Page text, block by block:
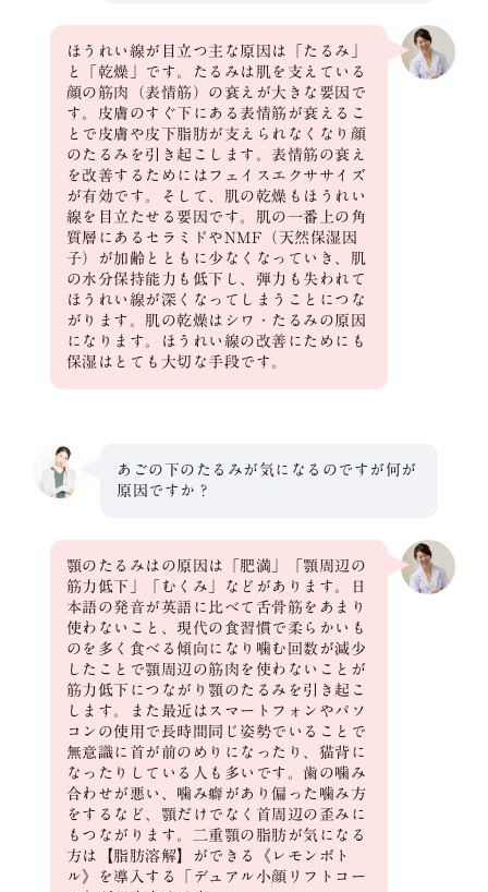
ほうれい線が目立つ主な原因は「たるみ」
と「乾燥」です。たるみは肌を支えている
顔の筋肉（表情筋）の衰えが大きな要因で
す。皮膚のすぐ下にある表情筋が衰えるこ
とで皮膚や皮下脂肪が支えられなくなり顔
のたるみを引き起こします。表情筋の衰え
を改善するためにはフェイスエクササイズ
が有効です。そして、肌の乾燥もほうれい
線を目立たせる要因です。肌の一番上の角
質層にあるセラミドやNMF（天然保湿因
子）が加齢とともに少なくなっていき、肌
の水分保持能力も低下し、弾力も失われて
ほうれい線が深くなってしまうことにつな
がります。肌の乾燥はシワ・たるみの原因
になります。ほうれい線の改善にためにも
保湿はとても大切な手段です。
あごの下のたるみが気になるのですが何が
原因ですか？
顎のたるみはの原因は「肥満」「顎周辺の
筋力低下」「むくみ」などがあります。日
本語の発音が英語に比べて舌骨筋をあまり
使わないこと、現代の食習慣で柔らかいも
のを多く食べる傾向になり噛む回数が減少
したことで顎周辺の筋肉を使わないことが
筋力低下につながり顎のたるみを引き起こ
します。また最近はスマートフォンやパソ
コンの使用で長時間同じ姿勢でいることで
無意識に首が前のめりになったり、猫背に
なったりしている人も多いです。歯の噛み
合わせが悪い、噛み癖があり偏った噛み方
をするなど、顎だけでなく首周辺の歪みに
もつながります。二重顎の脂肪が気になる
方は【脂肪溶解】ができる《レモンボト
ル》を導入する「デュアル小顔リフトコー